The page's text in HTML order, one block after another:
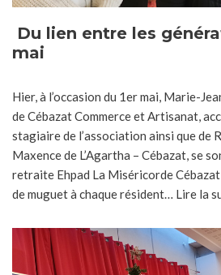
Du lien entre les
mai
Hier, à l’occasion du 1er mai, Marie-
de Cébazat Commerce et Artisanat,
stagiaire de l’association ainsi que de
Maxence de L’Agartha – Cébazat, se
retraite Ehpad La Miséricorde
de muguet à chaque résident… Lire la